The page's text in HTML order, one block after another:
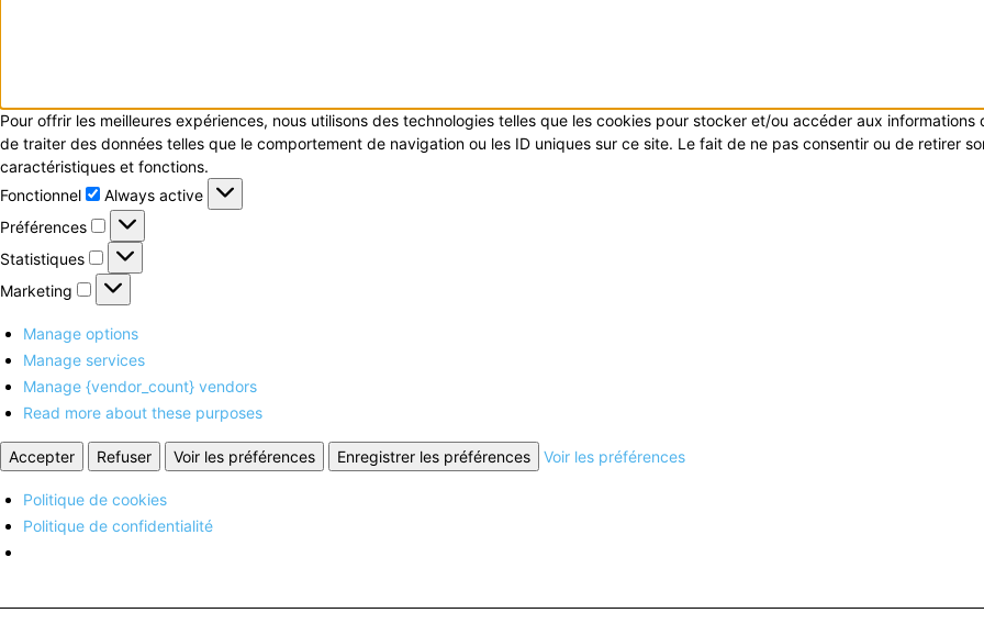
Pour offrir les meilleures expériences, nous utilisons des technologies telles que les cookies pour stocker et/ou accéder aux
de traiter des données telles que le comportement de navigation ou les ID uniques sur ce site. Le fait de ne pas consentir ou de retirer
caractéristiques et fonctions.
Fonctionnel
Fonctionnel
Always active
Préférences
Préférences
Statistiques
Statistiques
Marketing
Marketing
Manage options
Manage services
Manage {vendor_count} vendors
Read more about these purposes
Accepter Refuser Voir les préférences Enregistrer les préférences Voir les préférences
Politique de cookies
Politique de confidentialité